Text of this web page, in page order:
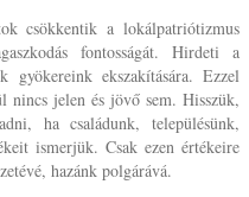
csökkentik a lokálpatriótizmus
fontosságát. Hirdeti a
gyökereink ekszakítására. Ezzel
nincs jelen és jövő sem. Hisszük,
ha családunk, településünk,
ismerjük. Csak ezen értékeire
hazánk polgárává.